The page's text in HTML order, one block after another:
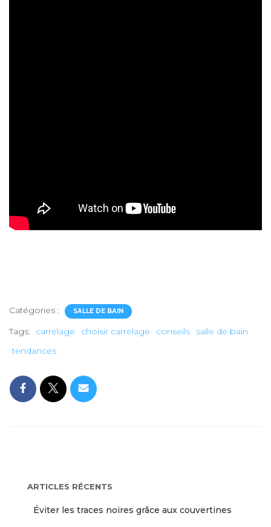
Catégories : SALLE DE BAIN
Tags: carrelage choisir carrelage conseils
salle de bain
tendances
ARTICLES RÉCENTS
Éviter les traces noires grâce aux couvertines